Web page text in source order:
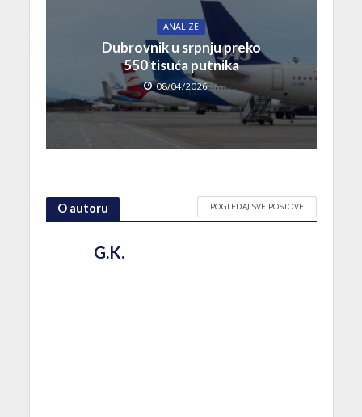
ANALIZE
Dubrovnik u srpnju preko
550 tisuća putnika
08/04/2026
O autoru POGLEDAJ SVE POSTOVE
G.K.